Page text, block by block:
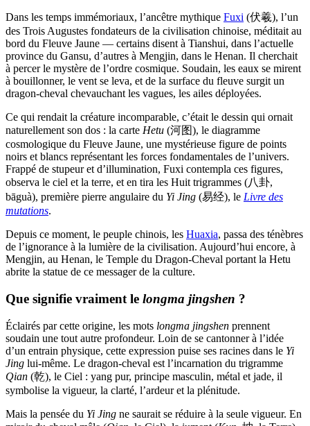
Dans les temps immémoriaux, l’ancêtre mythique Fuxi (伏羲), l’un
des Trois Augustes fondateurs de la civilisation chinoise, méditait au
bord du Fleuve Jaune — certains disent à Tianshui, dans l’actuelle
province du Gansu, d’autres à Mengjin, dans le Henan. Il cherchait
à percer le mystère de l’ordre cosmique. Soudain, les eaux se mirent
à bouillonner, le vent se leva, et de la surface du fleuve surgit un
dragon-cheval chevauchant les vagues, les ailes déployées.
Ce qui rendait la créature incomparable, c’était le dessin qui ornait
naturellement son dos : la carte Hetu (河图), le diagramme
cosmologique du Fleuve Jaune, une mystérieuse figure de points
noirs et blancs représentant les forces fondamentales de l’univers.
Frappé de stupeur et d’illumination, Fuxi contempla ces figures,
observa le ciel et la terre, et en tira les Huit trigrammes (八卦,
bāguà), première pierre angulaire du Yi Jing (易经), le Livre des
mutations.
Depuis ce moment, le peuple chinois, les Huaxia, passa des ténèbres
de l’ignorance à la lumière de la civilisation. Aujourd’hui encore, à
Mengjin, au Henan, le Temple du Dragon-Cheval portant la Hetu
abrite la statue de ce messager de la culture.
Que signifie vraiment le longma jingshen ?
Éclairés par cette origine, les mots longma jingshen prennent
soudain une tout autre profondeur. Loin de se cantonner à l’idée
d’un entrain physique, cette expression puise ses racines dans le Yi
Jing lui-même. Le dragon-cheval est l’incarnation du trigramme
Qian (乾), le Ciel : yang pur, principe masculin, métal et jade, il
symbolise la vigueur, la clarté, l’ardeur et la plénitude.
Mais la pensée du Yi Jing ne saurait se réduire à la seule vigueur. En